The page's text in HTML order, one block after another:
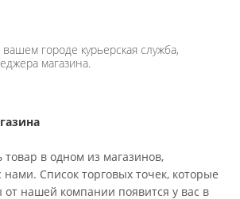
городе курьерская служба,
магазина.
в одном из магазинов,
Список торговых точек, которые
нашей компании появится у вас в